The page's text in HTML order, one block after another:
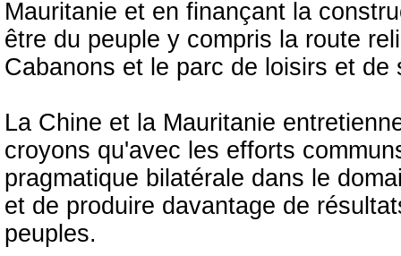
Mauritanie et en finançant la
être du peuple y compris la route
Cabanons et le parc de loisirs et
La Chine et la Mauritanie
croyons qu'avec les efforts
pragmatique bilatérale dans le
et de produire davantage de
peuples.